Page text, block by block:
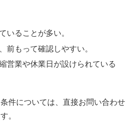
いることが多い。
前もって確認しやすい。
営業や休業日が設けられている
件については、直接お問い合わせ
。